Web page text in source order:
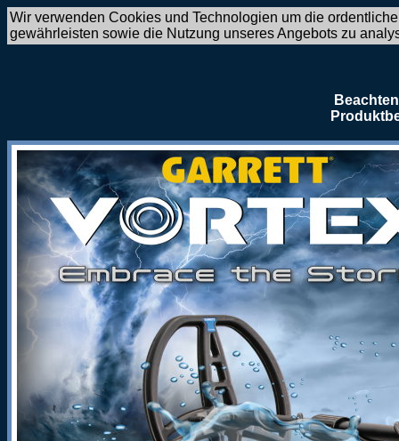
Wir verwenden Cookies und Technologien um die
gewährleisten sowie die Nutzung unseres Angebots zu